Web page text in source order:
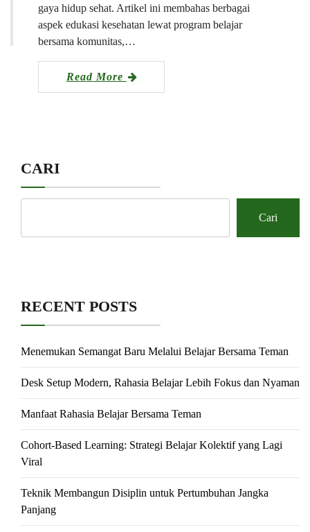
gaya hidup sehat. Artikel ini membahas berbagai
aspek edukasi kesehatan lewat program belajar
bersama komunitas,…
Read More
CARI
Cari
RECENT POSTS
Menemukan Semangat Baru Melalui Belajar Bersama Teman
Desk Setup Modern, Rahasia Belajar Lebih Fokus dan Nyaman
Manfaat Rahasia Belajar Bersama Teman
Cohort-Based Learning: Strategi Belajar Kolektif yang Lagi
Viral
Teknik Membangun Disiplin untuk Pertumbuhan Jangka
Panjang